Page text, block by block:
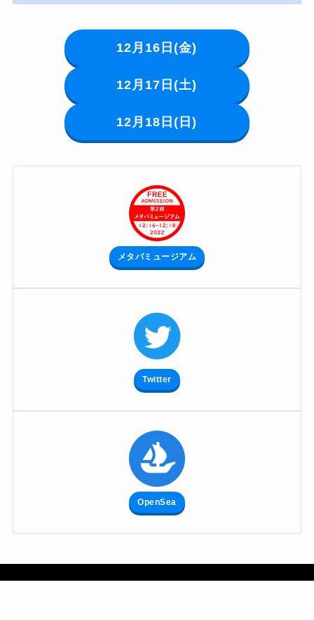
12月16日(金)
12月17日(土)
12月18日(日)
メタバミュージアム
Twitter
OpenSea